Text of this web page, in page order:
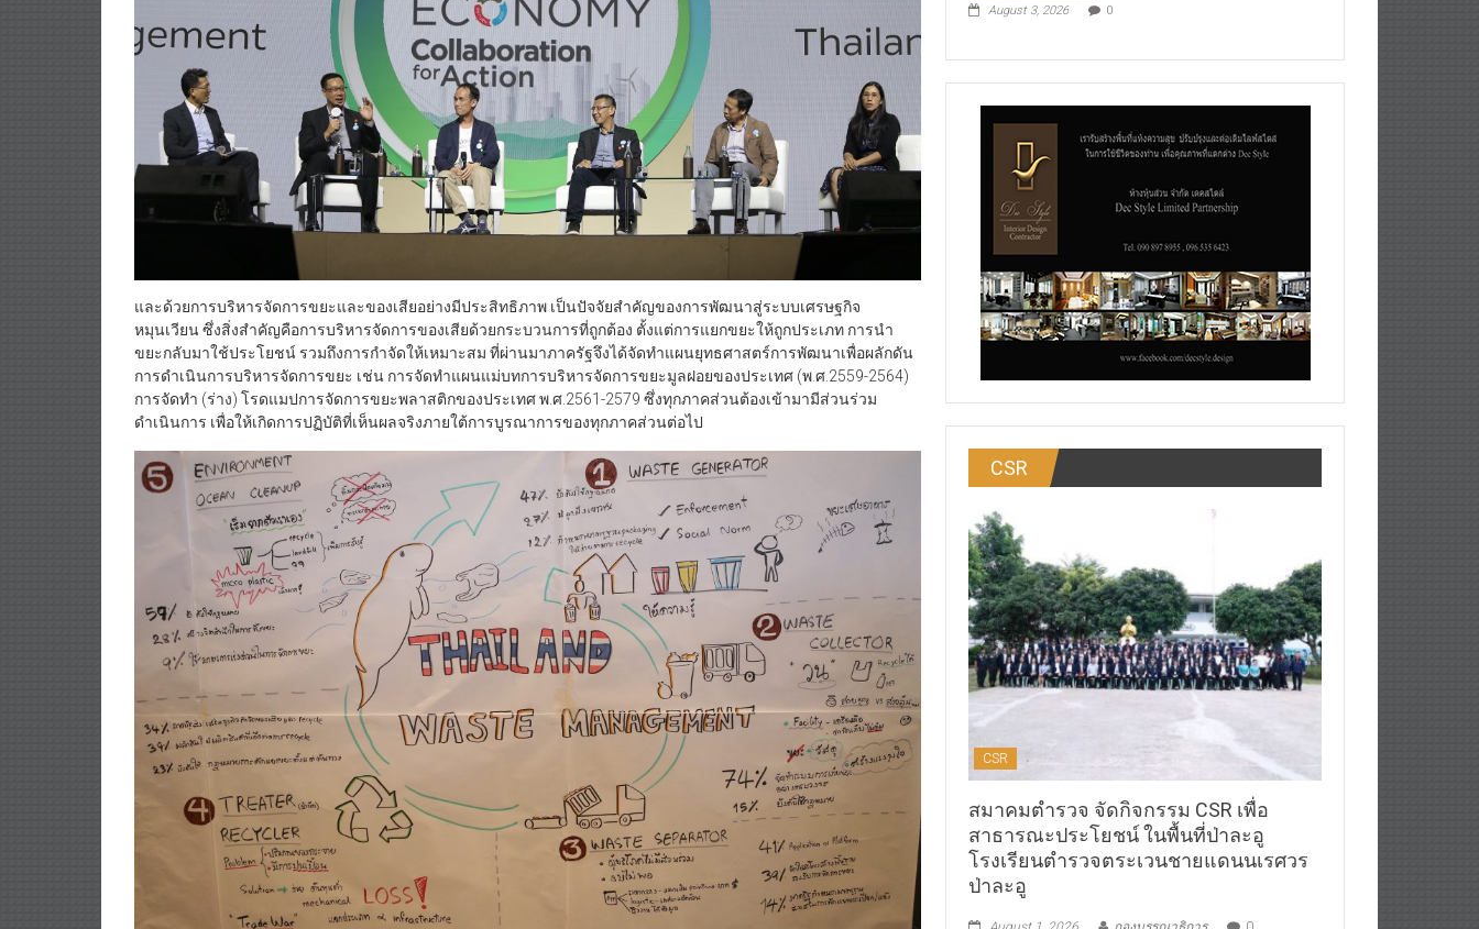
และด้วยการบริหารจัดการขยะและของเสียอย่างมีประสิทธิภาพ เป็นปัจจัยสำคัญของการพัฒนาสู่ระบบเศรษฐกิจ
หมุนเวียน ซึ่งสิ่งสำคัญคือการบริหารจัดการของเสียด้วยกระบวนการที่ถูกต้อง ตั้งแต่การแยกขยะให้ถูกประเภท การนำ
ขยะกลับมาใช้ประโยชน์ รวมถึงการกำจัดให้เหมาะสม ที่ผ่านมาภาครัฐจึงได้จัดทำแผนยุทธศาสตร์การพัฒนาเพื่อผลักดัน
การดำเนินการบริหารจัดการขยะ เช่น การจัดทำแผนแม่บทการบริหารจัดการขยะมูลฝอยของประเทศ (พ.ศ.2559-2564)
การจัดทำ (ร่าง) โรดแมปการจัดการขยะพลาสติกของประเทศ พ.ศ.2561-2579 ซึ่งทุกภาคส่วนต้องเข้ามามีส่วนร่วม
ดำเนินการ เพื่อให้เกิดการปฏิบัติที่เห็นผลจริงภายใต้การบูรณาการของทุกภาคส่วนต่อไป
August 3, 2026 0
CSR
CSR
สมาคมตำรวจ จัดกิจกรรม CSR เพื่อ
สาธารณะประโยชน์ ในพื้นที่ป่าละอู
โรงเรียนตำรวจตระเวนชายแดนนเรศวร
ป่าละอู